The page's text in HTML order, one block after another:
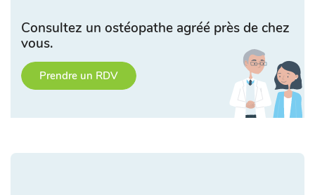
Consultez un ostéopathe agréé près de chez
vous.
Prendre un RDV